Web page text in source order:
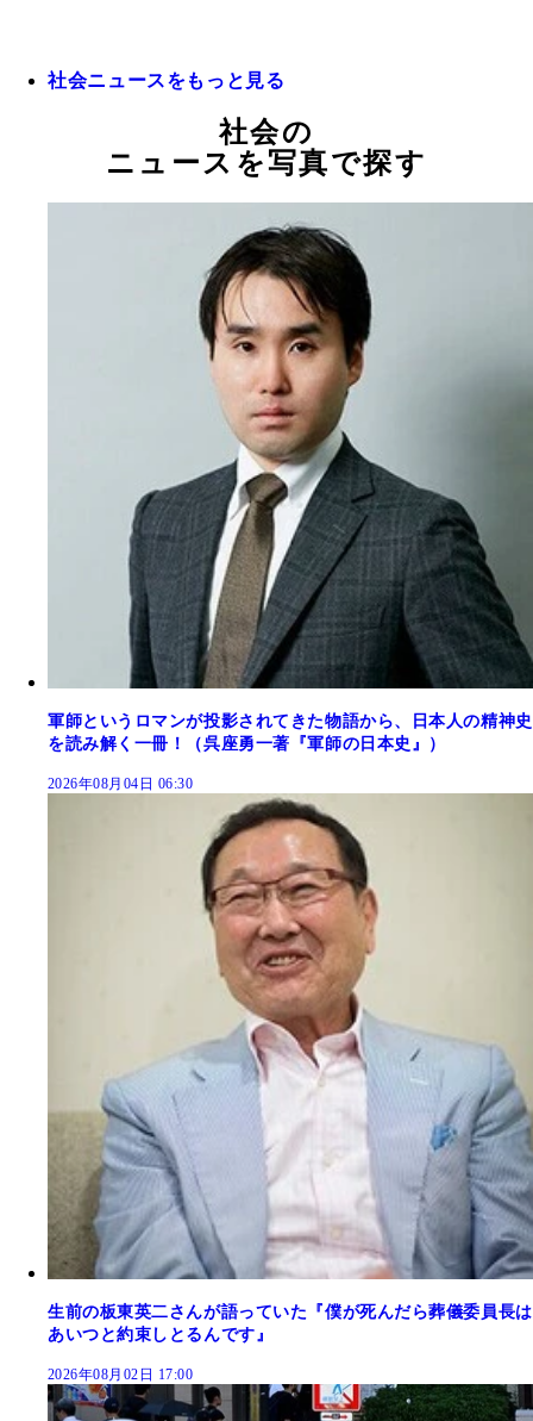
社会ニュースをもっと見る
社会の
ニュースを写真で探す
軍師というロマンが投影されてきた物語から、日本人の精神史
を読み解く一冊！（呉座勇一著『軍師の日本史』）
2026年08月04日 06:30
生前の板東英二さんが語っていた『僕が死んだら葬儀委員長は
あいつと約束しとるんです』
2026年08月02日 17:00